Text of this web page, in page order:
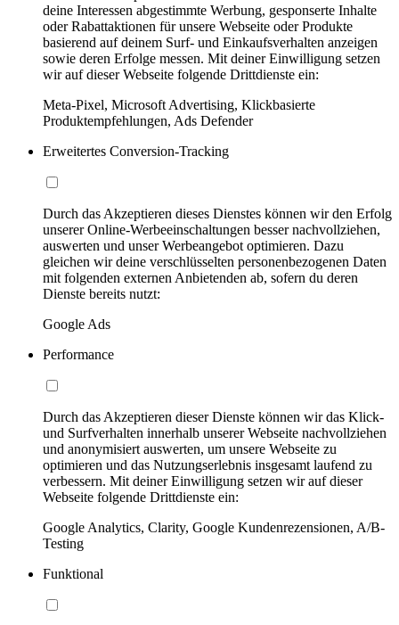
deine Interessen abgestimmte Werbung, gesponserte Inhalte
oder Rabattaktionen für unsere Webseite oder Produkte
basierend auf deinem Surf- und Einkaufsverhalten anzeigen
sowie deren Erfolge messen. Mit deiner Einwilligung setzen
wir auf dieser Webseite folgende Drittdienste ein:
Meta-Pixel, Microsoft Advertising, Klickbasierte
Produktempfehlungen, Ads Defender
Erweitertes Conversion-Tracking
Durch das Akzeptieren dieses Dienstes können wir den Erfolg
unserer Online-Werbeeinschaltungen besser nachvollziehen,
auswerten und unser Werbeangebot optimieren. Dazu
gleichen wir deine verschlüsselten personenbezogenen Daten
mit folgenden externen Anbietenden ab, sofern du deren
Dienste bereits nutzt:
Google Ads
Performance
Durch das Akzeptieren dieser Dienste können wir das Klick-
und Surfverhalten innerhalb unserer Webseite nachvollziehen
und anonymisiert auswerten, um unsere Webseite zu
optimieren und das Nutzungserlebnis insgesamt laufend zu
verbessern. Mit deiner Einwilligung setzen wir auf dieser
Webseite folgende Drittdienste ein:
Google Analytics, Clarity, Google Kundenrezensionen, A/B-
Testing
Funktional